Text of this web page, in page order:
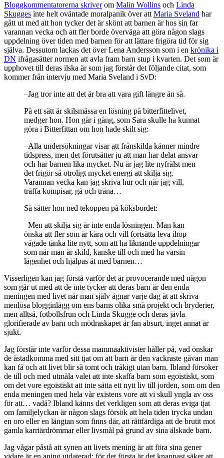
Bloggkommentatorerna skriverom Malin Wollins och Linda
Skugges inte helt oväntade moralpanik över att Maria Sveland har
gått ut med att hon tycker det är skönt att barnen är hos sin far
varannan vecka och att fler borde överväga att göra någon slags
uppdelning över tiden med barnen för att lättare frigöra tid för sig
själva. Dessutom lackas det över Lena Andersson som i en krönika i
DN ifrågasätter normen att avla fram barn stup i kvarten. Det som är
upphovet till deras ilska är som jag förstår det följande citat, som
kommer från intervju med Maria Sveland i SvD:
–Jag tror inte att det är bra att vara gift längre än så.
På ett sätt är skilsmässa en lösning på bitterfittelivet,
medger hon. Hon går i gång, som Sara skulle ha kunnat
göra i Bitterfittan om hon hade skilt sig:
–Alla undersökningar visar att frånskilda känner mindre
tidspress, men det förutsätter ju att man har delat ansvar
och har barnen lika mycket. Nu är jag lite nyfrälst men
det frigör så otroligt mycket energi att skilja sig.
Varannan vecka kan jag skriva hur och när jag vill,
träffa kompisar, gå och träna…
Så sätter hon ned tekoppen på köksbordet:
–Men att skilja sig är inte enda lösningen. Man kan
önska att fler som är kära och vill fortsätta leva ihop
vågade tänka lite nytt, som att ha liknande uppdelningar
som när man är skild, kanske till och med ha varsin
lägenhet och hjälpas åt med barnen…
Visserligen kan jag förstå varför det är provocerande med någon
som går ut med att de inte tycker att deras barn är den enda
meningen med livet när man själv ägnar varje dag åt att skriva
menlösa blogginlägg om ens barns olika små projekt och bryderier,
men alltså, fotbollsfrun och Linda Skugge och deras jävla
glorifierade av barn och mödraskapet är fan absurt, inget annat är
sjukt.
Jag förstår inte varför dessa mammaaktivister håller på, vad önskar
de åstadkomma med sitt tjat om att barn är den vackraste gåvan man
kan få och att livet blir så tomt och tråkigt utan barn. Ibland försöker
de till och med utmåla valet att inte skaffa barn som egoistiskt, som
om det vore egoistiskt att inte sätta ett nytt liv till jorden, som om den
enda meningen med hela vår existens vore att vi skull yngla av oss
för att… vadå? Ibland känns det verkligen som att deras eviga tjat
om familjelyckan är någon slags försök att hela tiden trycka undan
en oro eller en längtan som finns där, att rättfärdiga att de brutit mot
gamla karriärdrömmar eller livsmål på grund av sina älskade barn.
Jag vågar påstå att synen att livets mening är att föra sina gener
vidare är en aning utdaterad: för det första är det knappast säker att